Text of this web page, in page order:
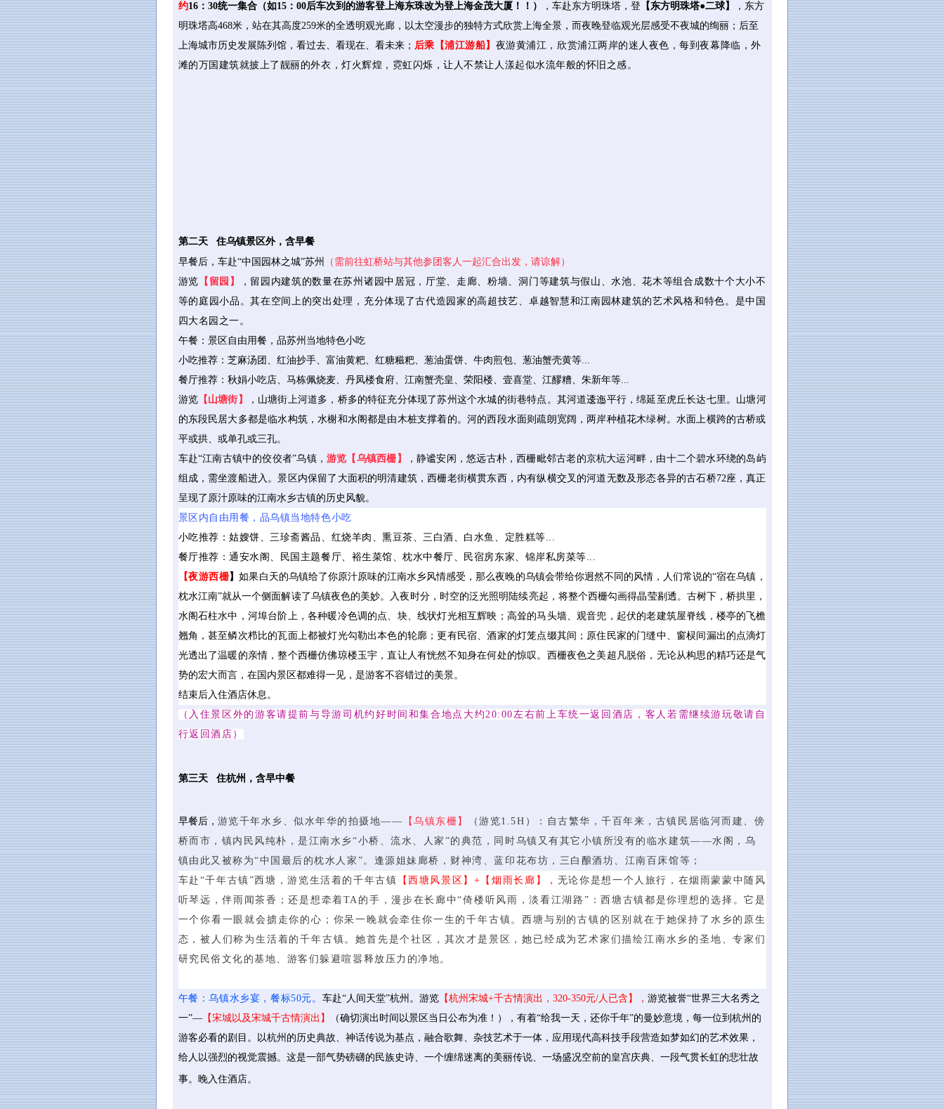
约16：30统一集合（如15：00后车次到的游客登上海东珠改为登上海金茂大厦！！） ， 车赴东方明珠塔，登 【东方明珠塔●二球】
，东方
明珠塔高468米，站在其高度259米的全透明观光廊，以太空漫步的独特方式欣赏上海全景，而夜晚登临观光层感受不夜城的绚丽；后至
上海城市历史发展陈列馆，看过去、看现在、看未来； 后乘【浦江游船】 夜游黄浦江，欣赏浦江两岸的迷人夜色，每到夜幕降临，外
滩的万国建筑就披上了靓丽的外衣，灯火辉煌，霓虹闪烁，让人不禁让人漾起似水流年般的怀旧之感。
第二天 住乌镇景区外，含早餐
早餐后，车赴“中国园林之城”苏州
（需前往虹桥站与其他参团客人一起汇合出发，请谅解）
游览 【留园】
，留园内建筑的数量在苏州诸园中居冠，厅堂、走廊、粉墙、洞门等建筑与假山、水池、花木等组合成数十个大小不
等的庭园小品。其在空间上的突出处理，充分体现了古代造园家的高超技艺、卓越智慧和江南园林建筑的艺术风格和特色。是中国
四大名园之一。
午餐：景区自由用餐，品苏州当地特色小吃
小吃推荐：芝麻汤团、红油抄手、富油黄粑、红糖糍粑、葱油蛋饼、牛肉煎包、葱油蟹壳黄等...
餐厅推荐：秋娟小吃店、马栋佩烧麦、丹凤楼食府、江南蟹壳皇、荣阳楼、壹喜堂、江醪糟、朱新年等...
游览【山塘街】
，山塘街上河道多，桥多的特征充分体现了苏州这个水城的街巷特点。其河道逶迤平行，绵延至虎丘长达七里。山塘河
的东段民居大多都是临水构筑，水榭和水阁都是由木桩支撑着的。河的西段水面则疏朗宽阔，两岸种植花木绿树。水面上横跨的古桥或
平或拱、或单孔或三孔。
车赴“江南古镇中的佼佼者”乌镇，游览【乌镇西栅】
，静谧安闲，悠远古朴，西栅毗邻古老的京杭大运河畔，由十二个碧水环绕的岛屿
组成，需坐渡船进入。景区内保留了大面积的明清建筑，西栅老街横贯东西，内有纵横交叉的河道无数及形态各异的古石桥72座，真正
呈现了原汁原味的江南水乡古镇的历史风貌。
景区内自由用餐，品乌镇当地特色小吃
小吃推荐：姑嫂饼、三珍斋酱品、红烧羊肉、熏豆茶、三白酒、白水鱼、定胜糕等...
餐厅推荐：通安水阁、民国主题餐厅、裕生菜馆、枕水中餐厅、民宿房东家、锦岸私房菜等...
【夜游西栅】如果白天的乌镇给了你原汁原味的江南水乡风情感受，那么夜晚的乌镇会带给你迥然不同的风情，人们常说的“宿在乌镇，
枕水江南”就从一个侧面解读了乌镇夜色的美妙。入夜时分，时空的泛光照明陆续亮起，将整个西栅勾画得晶莹剔透。古树下，桥拱里，
水阁石柱水中，河埠台阶上，各种暖冷色调的点、块、线状灯光相互辉映；高耸的马头墙、观音兜，起伏的老建筑屋脊线，楼亭的飞檐
翘角，甚至鳞次栉比的瓦面上都被灯光勾勒出本色的轮廓；更有民宿、酒家的灯笼点缀其间；原住民家的门缝中、窗棂间漏出的点滴灯
光透出了温暖的亲情，整个西栅仿佛琼楼玉宇，直让人有恍然不知身在何处的惊叹。西栅夜色之美超凡脱俗，无论从构思的精巧还是气
势的宏大而言，在国内景区都难得一见，是游客不容错过的美景。
结束后入住酒店休息。
（入住景区外的游客请提前与导游司机约好时间和集合地点大约20:00左右前上车统一返回酒店，客人若需继续游玩敬请自
行返回酒店）
第三天 住杭州，含早中餐
早餐后， 游览千年水乡、似水年华的拍摄地—— 【乌镇东栅】
（游览1.5H）：自古繁华，千百年来，古镇民居临河而建、傍
桥而市，镇内民风纯朴，是江南水乡“小桥、流水、人家”的典范，同时乌镇又有其它小镇所没有的临水建筑――水阁，乌
镇由此又被称为“中国最后的枕水人家”。逢源姐妹廊桥，财神湾、蓝印花布坊，三白酿酒坊、江南百床馆等；
车赴“千年古镇”西塘，游览生活着的千年古镇
【西塘风景区】+【烟雨长廊】， 无论你是想一个人旅行，在烟雨蒙蒙中随风
听琴远，伴雨闻茶香；还是想牵着TA的手，漫步在长廊中“倚楼听风雨，淡看江湖路”：西塘古镇都是你理想的选择。它是
一个你看一眼就会掳走你的心；你呆一晚就会牵住你一生的千年古镇。西塘与别的古镇的区别就在于她保持了水乡的原生
态，被人们称为生活着的千年古镇。她首先是个社区，其次才是景区，她已经成为艺术家们描绘江南水乡的圣地、专家们
研究民俗文化的基地、游客们躲避喧嚣释放压力的净地。
午餐：乌镇水乡宴，餐标50元。 车赴“人间天堂”杭州。游览【杭州宋城+千古情演出，320-350元/人已含】， 游览被誉“世界三大名秀之
一”—【宋城以及宋城千古情演出】
（确切演出时间以景区当日公布为准！），有着“给我一天，还你千年”的曼妙意境，每一位到杭州的
游客必看的剧目。以杭州的历史典故、神话传说为基点，融合歌舞、杂技艺术于一体，应用现代高科技手段营造如梦如幻的艺术效果，
给人以强烈的视觉震撼。这是一部气势磅礴的民族史诗、一个缠绵迷离的美丽传说、一场盛况空前的皇宫庆典、一段气贯长虹的悲壮故
事。晚入住酒店。